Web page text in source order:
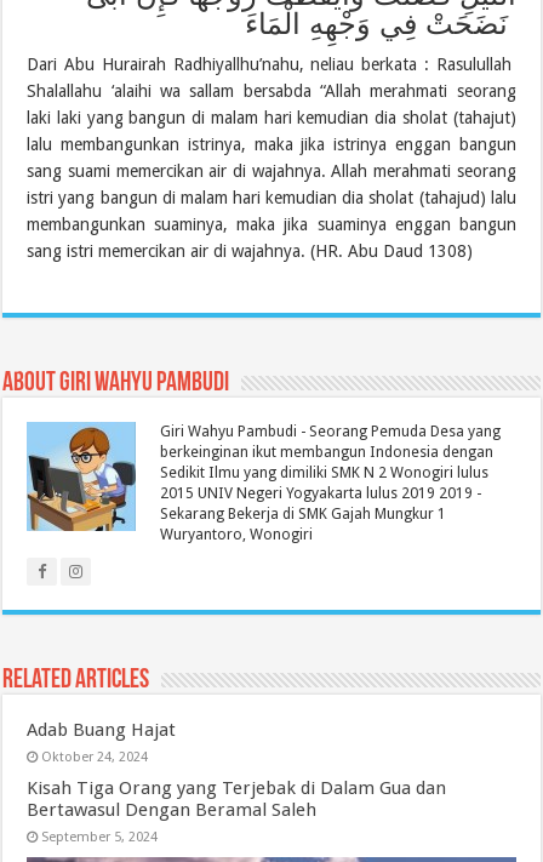
نَضَحَتْ فِي وَجْهِهِ الْمَاءَ
Dari Abu Hurairah Radhiyallhu’nahu, neliau berkata : Rasulullah
Shalallahu ‘alaihi wa sallam bersabda “Allah merahmati seorang
laki laki yang bangun di malam hari kemudian dia sholat (tahajut)
lalu membangunkan istrinya, maka jika istrinya enggan bangun
sang suami memercikan air di wajahnya. Allah merahmati seorang
istri yang bangun di malam hari kemudian dia sholat (tahajud) lalu
membangunkan suaminya, maka jika suaminya enggan bangun
sang istri memercikan air di wajahnya. (HR. Abu Daud 1308)
About Giri Wahyu Pambudi
Giri Wahyu Pambudi - Seorang Pemuda Desa yang
berkeinginan ikut membangun Indonesia dengan
Sedikit Ilmu yang dimiliki SMK N 2 Wonogiri lulus
2015 UNIV Negeri Yogyakarta lulus 2019 2019 -
Sekarang Bekerja di SMK Gajah Mungkur 1
Wuryantoro, Wonogiri
Related Articles
Adab Buang Hajat
Oktober 24, 2024
Kisah Tiga Orang yang Terjebak di Dalam Gua dan
Bertawasul Dengan Beramal Saleh
September 5, 2024